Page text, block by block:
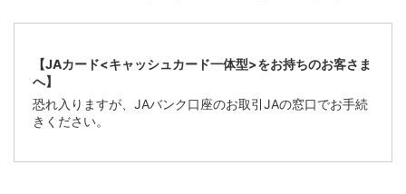
【JAカード<キャッシュカード一体型>をお持ちのお客さま
へ】
恐れ入りますが、JAバンク口座のお取引JAの窓口でお手続
きください。